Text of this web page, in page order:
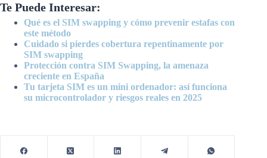
Te Puede Interesar:
Qué es el SIM swapping y cómo prevenir estafas con
este método
Cuidado si pierdes cobertura repentinamente por
SIM swapping
Protección contra SIM Swapping, la amenaza
creciente en España
Tu tarjeta SIM es un mini ordenador: así funciona
su microcontrolador y riesgos reales en 2025